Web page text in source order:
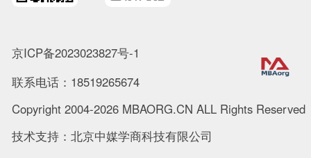
京ICP备2023023827号-1
联系电话：18519265674
Copyright 2004-2026 MBAORG.CN ALL Rights Reserved
技术支持：北京中媒学商科技有限公司